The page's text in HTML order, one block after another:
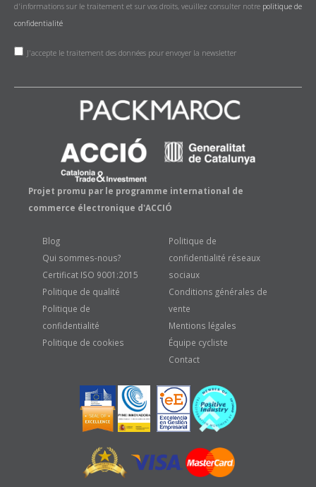
d'informations sur le traitement et sur vos droits, veuillez consulter notre politique de
confidentialité
J'accepte le traitement des données pour envoyer la newsletter
Projet promu par le programme international de
commerce électronique d'ACCIÓ
Blog
Qui sommes-nous?
Certificat ISO 9001:2015
Politique de qualité
Politique de
confidentialité
Politique de cookies
Politique de
confidentialité réseaux
sociaux
Conditions générales de
vente
Mentions légales
Équipe cycliste
Contact